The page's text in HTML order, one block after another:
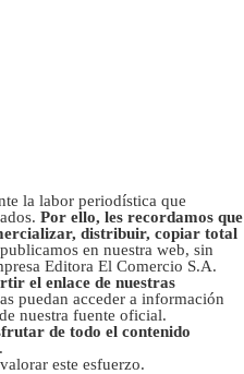
la labor periodística que
Por ello, les recordamos que
distribuir, copiar total
en nuestra web, sin
Editora El Comercio S.A.
el enlace de nuestras
puedan acceder a información
nuestra fuente oficial.
de todo el contenido
este esfuerzo.